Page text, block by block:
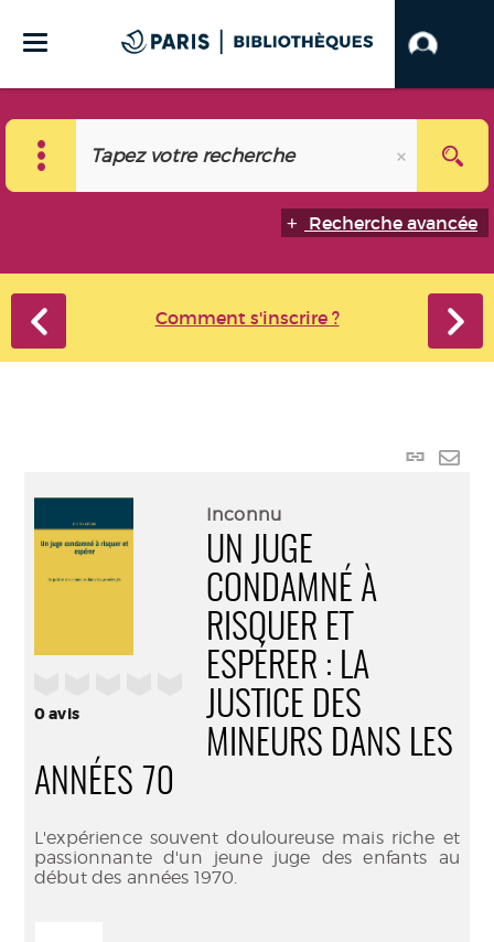
Recherche avancée
Comment s'inscrire ?
Lien
0avis
Inconnu
UN JUGE
CONDAMNÉ À
RISQUER ET
ESPÉRER : LA
JUSTICE DES
MINEURS DANS LES
ANNÉES 70
L'expérience souvent douloureuse mais riche et
passionnante d'un jeune juge des enfants au
début des années 1970.